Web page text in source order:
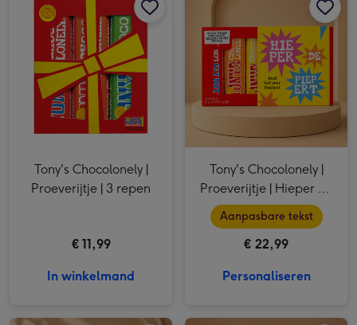
Tony's Chocolonely |
Proeverijtje | 3 repen
€ 11,99
In winkelmand
Tony's Chocolonely |
Proeverijtje | Hieper de
Piepert | 300g
Aanpasbare tekst
€ 22,99
Personaliseren
Urban Cacao | A litte star is born | Jongetje afbeelding 2